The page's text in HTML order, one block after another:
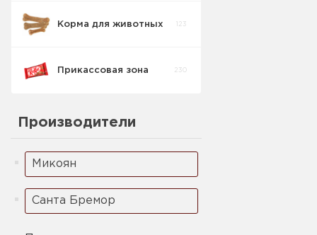
Корма для животных 123
Прикассовая зона 230
Производители
Микоян
Санта Бремор